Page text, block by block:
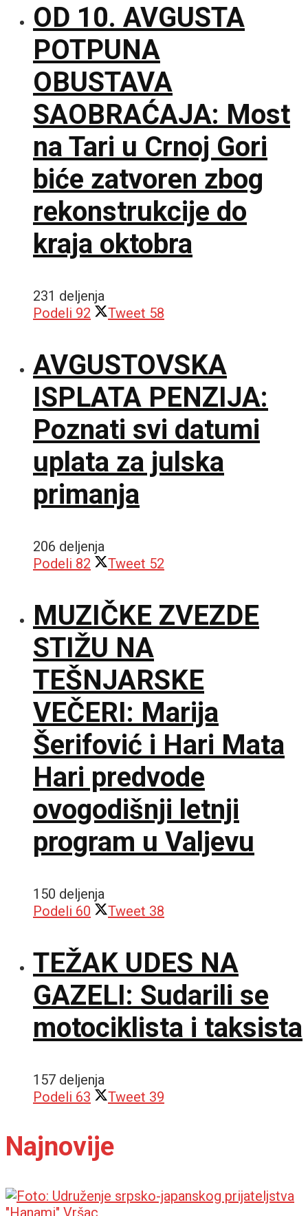
OD 10. AVGUSTA
POTPUNA
OBUSTAVA
SAOBRAĆAJA: Most
na Tari u Crnoj Gori
biće zatvoren zbog
rekonstrukcije do
kraja oktobra
231 deljenja
Podeli 92 Tweet 58
AVGUSTOVSKA
ISPLATA PENZIJA:
Poznati svi datumi
uplata za julska
primanja
206 deljenja
Podeli 82 Tweet 52
MUZIČKE ZVEZDE
STIŽU NA
TEŠNJARSKE
VEČERI: Marija
Šerifović i Hari Mata
Hari predvode
ovogodišnji letnji
program u Valjevu
150 deljenja
Podeli 60 Tweet 38
TEŽAK UDES NA
GAZELI: Sudarili se
motociklista i taksista
157 deljenja
Podeli 63 Tweet 39
Najnovije